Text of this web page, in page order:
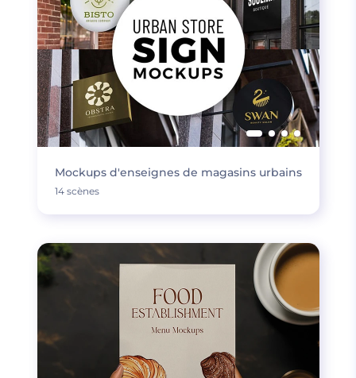
Mockups d'enseignes de magasins urbains
14 scènes